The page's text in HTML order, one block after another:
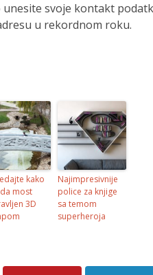
svoje kontakt
u rekordnom roku.
kako
most
3D
Najimpresivnije
police za knjige
sa temom
superheroja